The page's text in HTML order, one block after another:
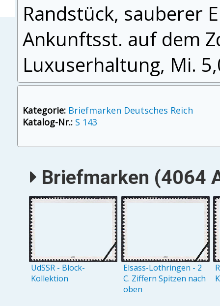
Randstück, sauberer
Ankunftsst. auf dem
Luxuserhaltung, Mi.
Kategorie: Briefmarken Deutsches Reich
Katalog-Nr.: S 143
Briefmarken (4064
UdSSR - Block-
Kollektion
Elsass-Lothringen - 2
C. Ziffern Spitzen nach
oben